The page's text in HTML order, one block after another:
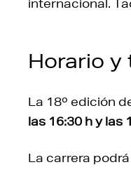
internacional.
Horario y
La 18º edición
las 16:30 h y las
La carrera